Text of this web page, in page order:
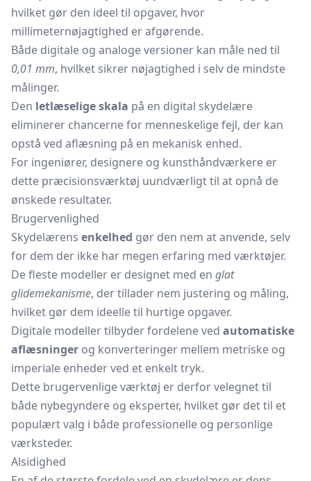
hvilket gør den ideel til opgaver, hvor
millimeternøjagtighed er afgørende.
Både digitale og analoge versioner kan måle ned til
0,01 mm, hvilket sikrer nøjagtighed i selv de mindste
målinger.
Den letlæselige skala på en digital skydelære
eliminerer chancerne for menneskelige fejl, der kan
opstå ved aflæsning på en mekanisk enhed.
For ingeniører, designere og kunsthåndværkere er
dette præcisionsværktøj uundværligt til at opnå de
ønskede resultater.
Brugervenlighed
Skydelærens enkelhed gør den nem at anvende, selv
for dem der ikke har megen erfaring med værktøjer.
De fleste modeller er designet med en glat
glidemekanisme, der tillader nem justering og måling,
hvilket gør dem ideelle til hurtige opgaver.
Digitale modeller tilbyder fordelene ved automatiske
aflæsninger og konverteringer mellem metriske og
imperiale enheder ved et enkelt tryk.
Dette brugervenlige værktøj er derfor velegnet til
både nybegyndere og eksperter, hvilket gør det til et
populært valg i både professionelle og personlige
værksteder.
Alsidighed